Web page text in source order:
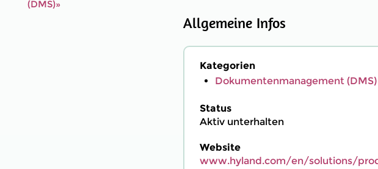
(DMS)»
Allgemeine Infos
Kategorien
Dokumentenmanagement (DMS)
Status
Aktiv unterhalten
Website
www.hyland.com/en/solutions/